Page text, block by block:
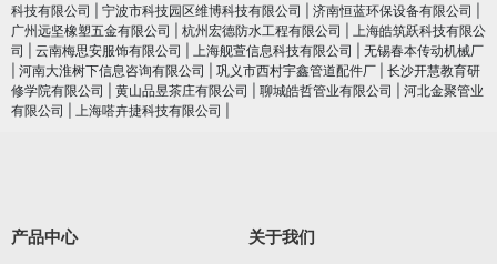
科技有限公司
宁波市科技园区维博科技有限公司 济南恒蓝环保设备有限公司
广州远坚橡塑五金有限公司
杭州宏德防水工程有限公司
上海皓筑跃科技有限公
司
云南梅思安服饰有限公司 上海舰萱信息科技有限公司
无锡春本传动机械厂
河南大淮树下信息咨询有限公司 巩义市西村宇鑫管道配件厂
长沙开慧教育研
修学院有限公司
黄山品昱茶庄有限公司 聊城皓哲管业有限公司
河北金聚管业
有限公司
上海嗒卉捷科技有限公司
产品中心 关于我们